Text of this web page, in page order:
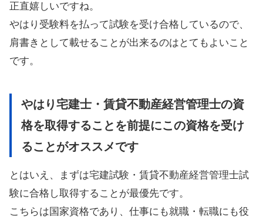
正直嬉しいですね。
やはり受験料を払って試験を受け合格しているので、
肩書きとして載せることが出来るのはとてもよいこと
です。
やはり宅建士・賃貸不動産経営管理士の資
格を取得することを前提にこの資格を受け
ることがオススメです
とはいえ、まずは宅建試験・賃貸不動産経営管理士試
験に合格し取得することが最優先です。
こちらは国家資格であり、仕事にも就職・転職にも役